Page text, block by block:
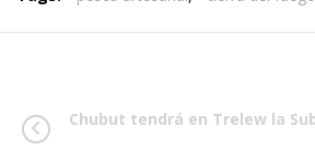
Chubut tendrá en Trelew la